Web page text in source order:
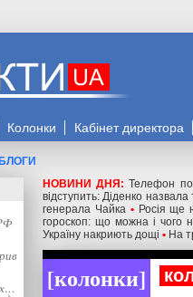
Колонки Кабінет директора
НОВИНИ ДНЯ:Телефон
відступить: Діденко
генерала Чайка • Росія ще
гороскоп: що можна і чого
Україну накриють дощі • На
колонки